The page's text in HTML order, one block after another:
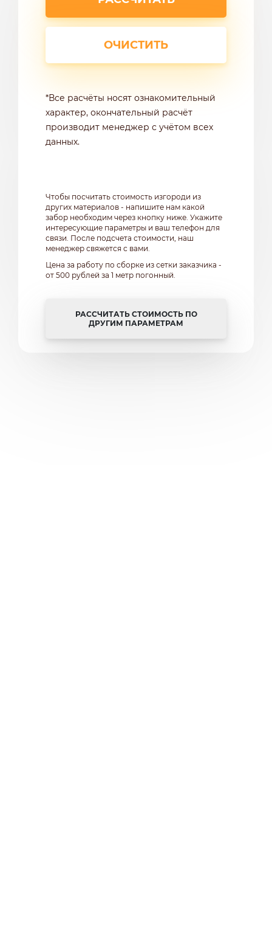
*Все расчёты носят ознакомительный
характер, окончательный расчёт
производит менеджер с учётом всех
данных.
Чтобы посчитать стоимость изгороди из
других материалов - напишите нам какой
забор необходим через кнопку ниже. Укажите
интересующие параметры и ваш телефон для
связи. После подсчета стоимости, наш
менеджер свяжется с вами.
Цена за работу по сборке из сетки заказчика -
от 500 рублей за 1 метр погонный.
РАССЧИТАТЬ СТОИМОСТЬ ПО
ДРУГИМ ПАРАМЕТРАМ